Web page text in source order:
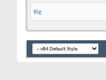
Big